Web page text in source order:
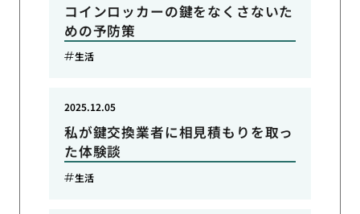
コインロッカーの鍵をなくさないた
めの予防策
生活
私が鍵交換業者に相見積もりを取っ
た体験談
2025.12.05
生活